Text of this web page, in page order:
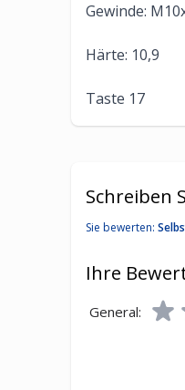
Gewinde:
Härte: 10,9
Taste 17
Schreiben
Sie bewerten:
Ihre
General: